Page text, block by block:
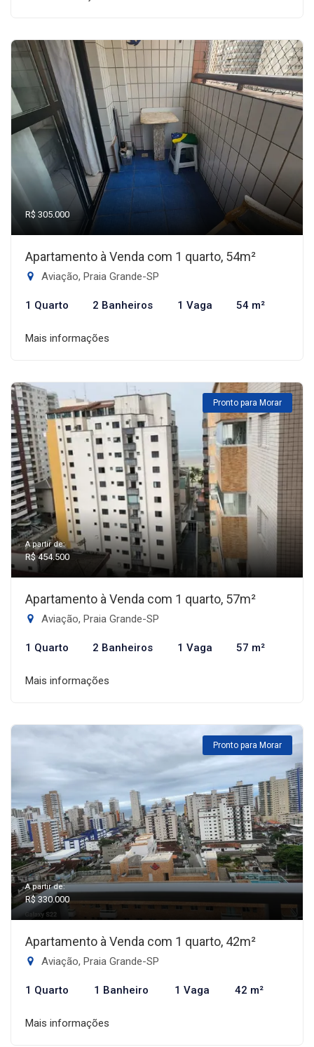
R$ 305.000
Apartamento à Venda com 1 quarto, 54m²
Aviação, Praia Grande-SP
1 Quarto 2 Banheiros 1 Vaga 54 m²
Mais informações
Pronto para Morar
A partir de:
R$ 454.500
Apartamento à Venda com 1 quarto, 57m²
Aviação, Praia Grande-SP
1 Quarto 2 Banheiros 1 Vaga 57 m²
Mais informações
Pronto para Morar
A partir de:
R$ 330.000
Apartamento à Venda com 1 quarto, 42m²
Aviação, Praia Grande-SP
1 Quarto 1 Banheiro 1 Vaga 42 m²
Mais informações